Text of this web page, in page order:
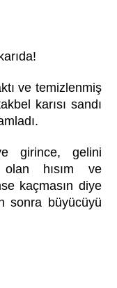
ve temizlenmiş
karısı sandı
girince, gelini
olan hısım ve
kaçmasın diye
sonra büyücüyü